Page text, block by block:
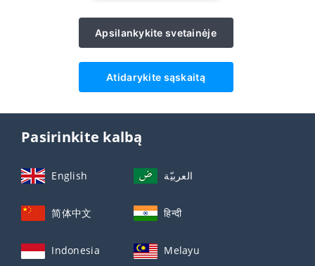
Apsilankykite svetainėje
Atidarykite sąskaitą
Pasirinkite kalbą
English العربيّة
简体中文 हिन्दी
Indonesia Melayu